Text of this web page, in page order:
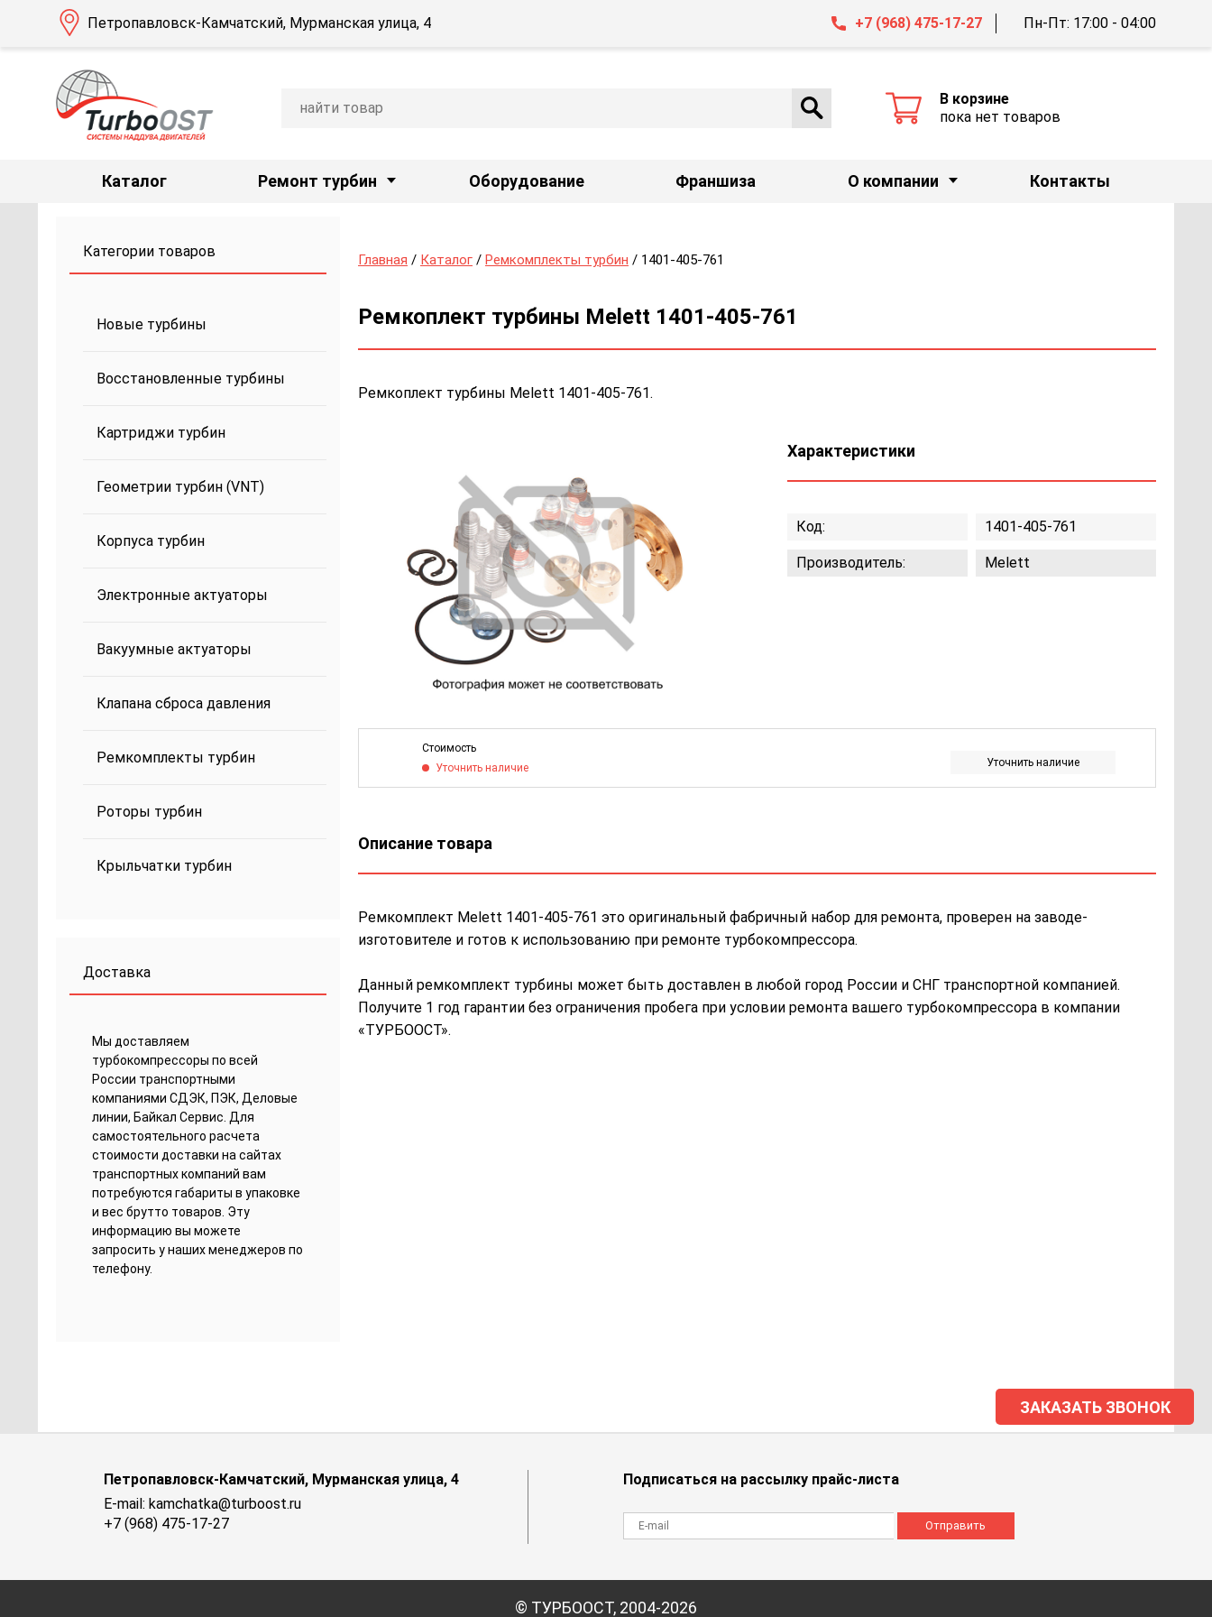
Каталог Ремонт турбин Оборудование Франшиза О компании Контакты
Петропавловск-Камчатский, Мурманская улица, 4 +7 (968) 475-17-27 Пн-Пт: 17:00 - 04:00
В корзине
пока нет товаров
Категории товаров
Новые турбины
Восстановленные турбины
Картриджи турбин
Геометрии турбин (VNT)
Корпуса турбин
Электронные актуаторы
Вакуумные актуаторы
Клапана сброса давления
Ремкомплекты турбин
Роторы турбин
Крыльчатки турбин
Доставка
Мы доставляем
турбокомпрессоры по всей
России транспортными
компаниями СДЭК, ПЭК, Деловые
линии, Байкал Сервис. Для
самостоятельного расчета
стоимости доставки на сайтах
транспортных компаний вам
потребуются габариты в упаковке
и вес брутто товаров. Эту
информацию вы можете
запросить у наших менеджеров по
телефону.
Главная / Каталог / Ремкомплекты турбин / 1401-405-761
Ремкоплект турбины Melett 1401-405-761
Ремкоплект турбины Melett 1401-405-761.
Характеристики
Код: 1401-405-761
Производитель: Melett
Стоимость
Уточнить наличие
Уточнить наличие
Описание товара
Ремкомплект Melett 1401-405-761 это оригинальный фабричный набор для ремонта, проверен на заводе-
изготовителе и готов к использованию при ремонте турбокомпрессора.
Данный ремкомплект турбины может быть доставлен в любой город России и СНГ транспортной компанией.
Получите 1 год гарантии без ограничения пробега при условии ремонта вашего турбокомпрессора в компании
«ТУРБООСТ».
ЗАКАЗАТЬ ЗВОНОК
Петропавловск-Камчатский, Мурманская улица, 4
E-mail: kamchatka@turboost.ru
+7 (968) 475-17-27
Подписаться на рассылку прайс-листа
Отправить
© ТУРБООСТ, 2004-2026